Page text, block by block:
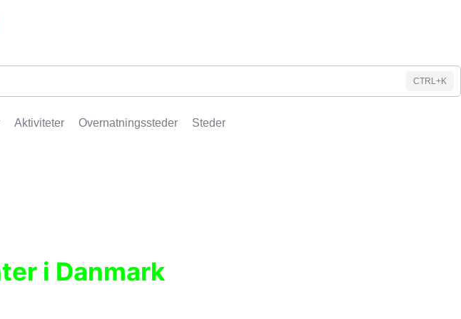
CTRL+K
Aktiviteter Overnatningssteder Steder
i Danmark